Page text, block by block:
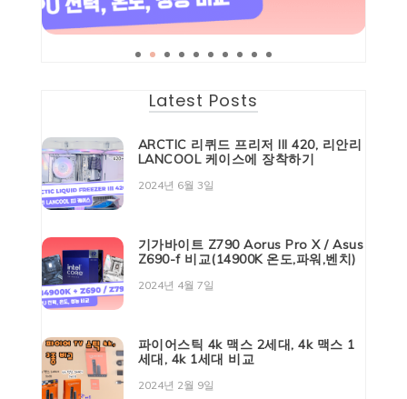
Latest Posts
ARCTIC 리퀴드 프리저 III 420, 리안리
LANCOOL 케이스에 장착하기
2024년 6월 3일
기가바이트 Z790 Aorus Pro X / Asus
Z690-f 비교(14900K 온도,파워,벤치)
2024년 4월 7일
파이어스틱 4k 맥스 2세대, 4k 맥스 1
세대, 4k 1세대 비교
2024년 2월 9일